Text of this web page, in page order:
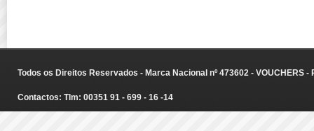
Todos os Direitos Reservados - Marca Nacional nº 473602 - VOUCHERS
Contactos: Tlm: 00351 91 - 699 - 16 -14